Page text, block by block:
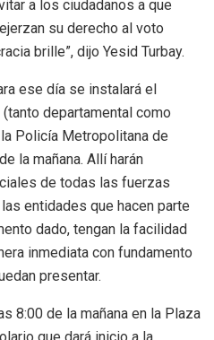
a los ciudadanos a que
su derecho al voto
brille”, dijo Yesid Turbay.
ese día se instalará el
departamental como
Policía Metropolitana de
la mañana. Allí harán
de todas las fuerzas
entidades que hacen parte
dado, tengan la facilidad
inmediata con fundamento
presentar.
8:00 de la mañana en la Plaza